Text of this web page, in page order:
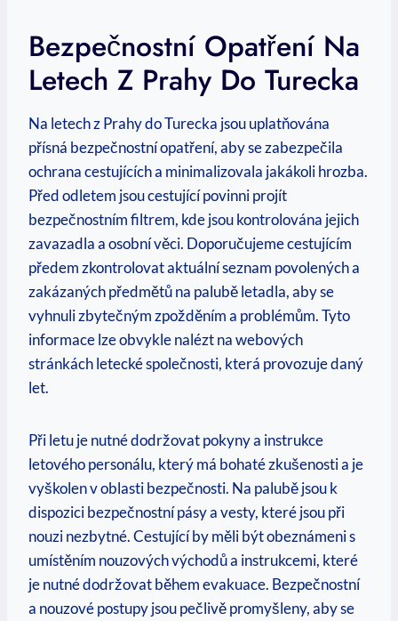
Bezpečnostní Opatření Na
Letech Z Prahy Do Turecka
Na letech z Prahy do Turecka jsou uplatňována
přísná bezpečnostní opatření, aby se zabezpečila
ochrana cestujících a minimalizovala jakákoli hrozba.
Před odletem jsou cestující povinni projít
bezpečnostním filtrem, kde jsou kontrolována jejich
zavazadla a osobní věci. Doporučujeme cestujícím
předem zkontrolovat aktuální seznam povolených a
zakázaných předmětů na palubě letadla, aby se
vyhnuli zbytečným zpožděním a problémům. Tyto
informace lze obvykle nalézt na webových
stránkách letecké společnosti, která provozuje daný
let.
Při letu je nutné dodržovat pokyny a instrukce
letového personálu, který má bohaté zkušenosti a je
vyškolen v oblasti bezpečnosti. Na palubě jsou k
dispozici bezpečnostní pásy a vesty, které jsou při
nouzi nezbytné. Cestující by měli být obeznámeni s
umístěním nouzových východů a instrukcemi, které
je nutné dodržovat během evakuace. Bezpečnostní
a nouzové postupy jsou pečlivě promyšleny, aby se